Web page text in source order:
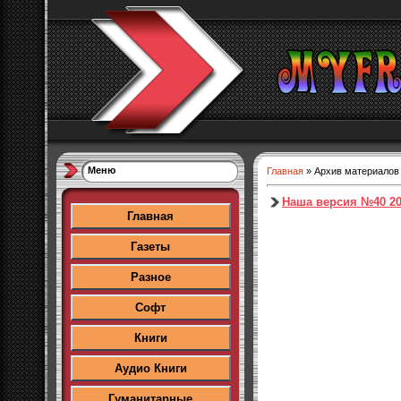
Меню
Главная
Газеты
Разное
Софт
Книги
Аудио Книги
Главная » Архив материалов
Наша версия №40